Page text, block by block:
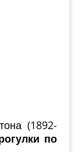
(1892-
по